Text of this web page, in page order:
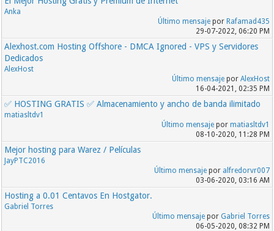
Anka
Último mensajepor Rafamad435
29-07-2022, 06:20 PM
Alexhost.com Hosting Offshore - DMCA Ignored - VPS y Servidores
Dedicados
AlexHost
Último mensajepor AlexHost
16-04-2021, 02:35 PM
✅ HOSTING GRATIS ✅ Almacenamiento y ancho de banda ilimitado
matiasltdv1
Último mensajepor matiasltdv1
08-10-2020, 11:28 PM
Mejor hosting para Warez / Películas
JayPTC2016
Último mensajepor alfredorvr007
03-06-2020, 03:16 AM
Hosting a 0.01 Centavos En Hostgator.
Gabriel Torres
Último mensajepor Gabriel Torres
06-05-2020, 08:32 PM